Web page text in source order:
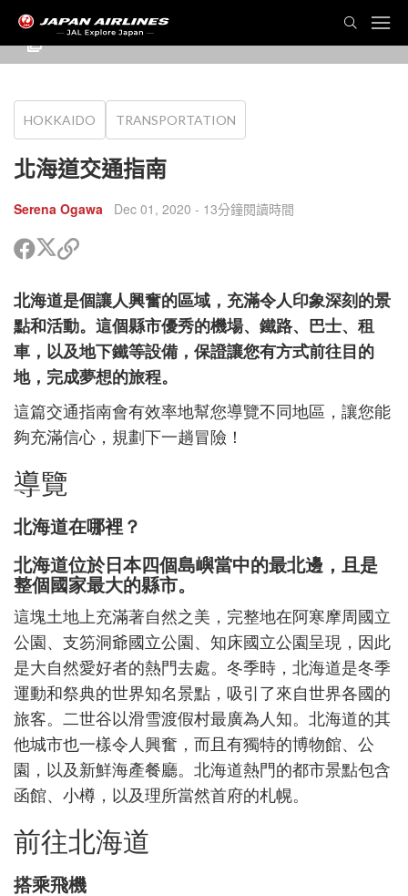
HOKKAIDO TRANSPORTATION
北海道交通指南
Serena Ogawa Dec 01, 2020 - 13分鐘閱讀時間
分
Facebook
分
享
Twitter
複
接
以
分
享
北海道是個讓人興奮的區域，充滿令人印象深刻的景
點和活動。這個縣市優秀的機場、鐵路、巴士、租
車，以及地下鐵等設備，保證讓您有方式前往目的
地，完成夢想的旅程。
這篇交通指南會有效率地幫您導覽不同地區，讓您能
夠充滿信心，規劃下一趟冒險 ！
導覽
北海道在哪裡？
北海道位於日本四個島嶼當中的最北邊，且是
整個國家最大的縣市。
這塊土地上充滿著自然之美，完整地在阿寒摩周國立
公園、支笏洞爺國立公園、知床國立公園呈現，因此
是大自然愛好者的熱門去處。冬季時，北海道是冬季
運動和祭典的世界知名景點，吸引了來自世界各國的
旅客。二世谷以滑雪渡假村最廣為人知。北海道的其
他城市也一樣令人興奮，而且有獨特的博物館、公
園，以及新鮮海產餐廳。北海道熱門的都市景點包含
函館、小樽，以及理所當然首府的札幌。
前往北海道
搭乘飛機